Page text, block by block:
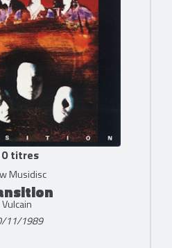
titres
Musidisc
Vulcain
11/1989